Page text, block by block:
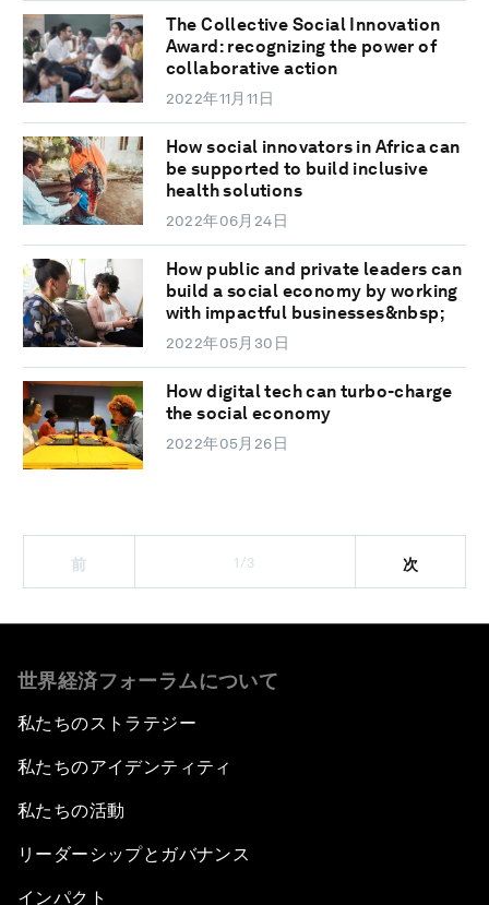
The Collective Social Innovation
Award: recognizing the power of
collaborative action
2022年11月11日
How social innovators in Africa can
be supported to build inclusive
health solutions
2022年06月24日
How public and private leaders can
build a social economy by working
with impactful businesses&nbsp;
2022年05月30日
How digital tech can turbo-charge
the social economy
2022年05月26日
前 1/3 次
世界経済フォーラムについて
私たちのストラテジー
私たちのアイデンティティ
私たちの活動
リーダーシップとガバナンス
インパクト